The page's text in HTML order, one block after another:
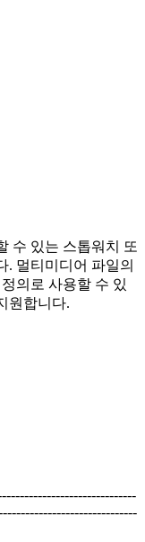
수 있는 스톱워치 또
. 멀티미디어 파일의
의로 사용할 수 있
원합니다.